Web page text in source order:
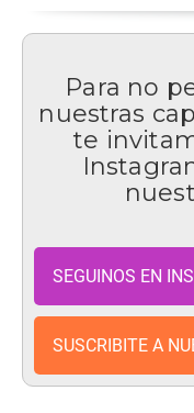
Para no
nuestras
te
SEGUINOS EN
SUSCRIBITE A